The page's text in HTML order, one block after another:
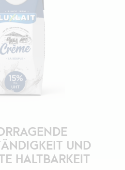
Direktion
Stellenangebot
Rezepte
Zertifizierungen
Kontaktieren Sie uns
UND
HALTBARKEIT